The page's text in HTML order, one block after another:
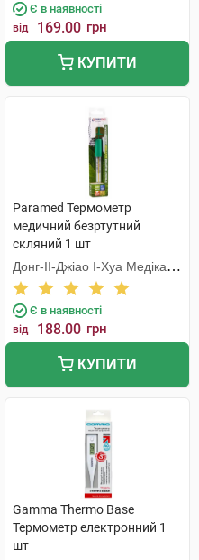
Є в наявності
від 169.00 грн
КУПИТИ
Paramed Термометр
медичний безртутний
скляний 1 шт
Донг-ІІ-Джіао І-Хуа Медікал
Еквіпмент
Є в наявності
від 188.00 грн
КУПИТИ
Gamma Thermo Base
Термометр електронний 1
шт